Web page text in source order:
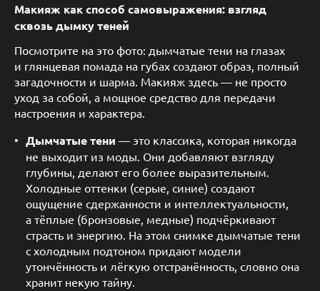
Макияж как способ самовыражения: взгляд
сквозь дымку теней
Посмотрите на это фото: дымчатые тени на глазах
и глянцевая помада на губах создают образ, полный
загадочности и шарма. Макияж здесь — не просто
уход за собой, а мощное средство для передачи
настроения и характера.
Дымчатые тени — это классика, которая никогда
не выходит из моды. Они добавляют взгляду
глубины, делают его более выразительным.
Холодные оттенки (серые, синие) создают
ощущение сдержанности и интеллектуальности,
а тёплые (бронзовые, медные) подчёркивают
страсть и энергию. На этом снимке дымчатые тени
с холодным подтоном придают модели
утончённость и лёгкую отстранённость, словно она
хранит некую тайну.